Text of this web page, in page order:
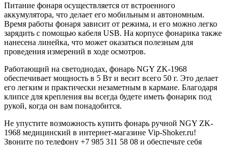
Питание фонаря осуществляется от встроенного
аккумулятора, что делает его мобильным и автономным.
Время работы фонаря зависит от режима, и его можно легко
зарядить с помощью кабеля USB. На корпусе фонарика также
нанесена линейка, что может оказаться полезным для
проведения измерений в ходе осмотров.
Работающий на светодиодах, фонарь NGY ZK-1968
обеспечивает мощность в 5 Вт и весит всего 50 г. Это делает
его легким и практически незаметным в кармане. Благодаря
клипсе для крепления вы всегда будете иметь фонарик под
рукой, когда он вам понадобится.
Не упустите возможность купить фонарь ручной NGY ZK-
1968 медицинский в интернет-магазине Vip-Shoker.ru!
Звоните по телефону +7 985 311 58 08 и обеспечьте себя